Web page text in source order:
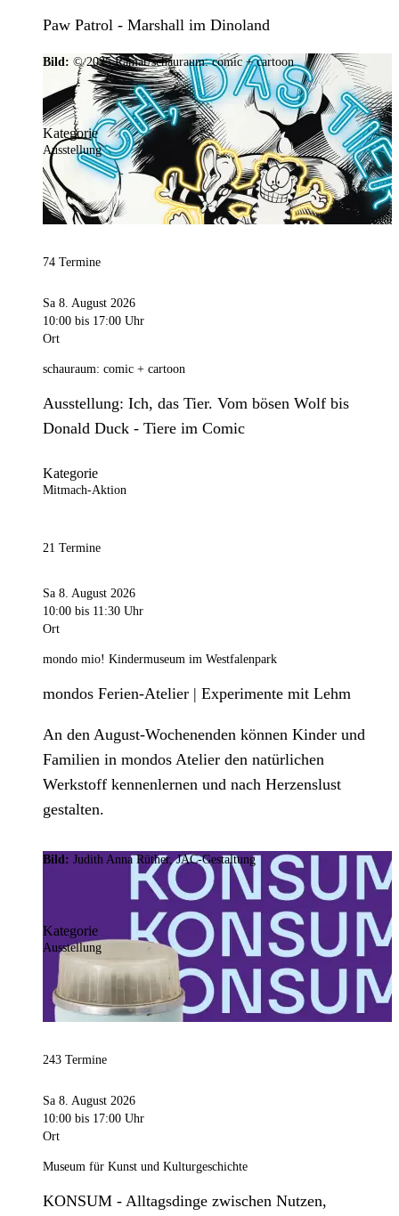
Paw Patrol - Marshall im Dinoland
Bild: © 2025 Ramar/schauraum: comic + cartoon
Kategorie
Ausstellung
74 Termine
Sa 8. August 2026
10:00 bis 17:00 Uhr
Ort
schauraum: comic + cartoon
Ausstellung: Ich, das Tier. Vom bösen Wolf bis
Donald Duck - Tiere im Comic
Kategorie
Mitmach-Aktion
21 Termine
Sa 8. August 2026
10:00 bis 11:30 Uhr
Ort
mondo mio! Kindermuseum im Westfalenpark
mondos Ferien-Atelier | Experimente mit Lehm
An den August-Wochenenden können Kinder und
Familien in mondos Atelier den natürlichen
Werkstoff kennenlernen und nach Herzenslust
gestalten.
Bild: Judith Anna Rüther, JAC-Gestaltung
Kategorie
Ausstellung
243 Termine
Sa 8. August 2026
10:00 bis 17:00 Uhr
Ort
Museum für Kunst und Kulturgeschichte
KONSUM - Alltagsdinge zwischen Nutzen,